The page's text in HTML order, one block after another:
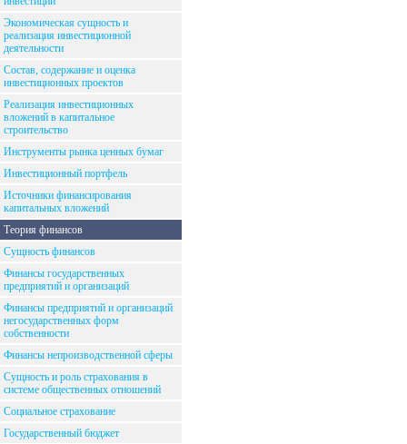
Экономическая сущность и
реализация инвестиционной
деятельности
Состав, содержание и оценка
инвестиционных проектов
Реализация инвестиционных
вложений в капитальное
строительство
Инструменты рынка ценных бумаг
Инвестиционный портфель
Источники финансирования
капитальных вложений
Теория финансов
Сущность финансов
Финансы государственных
предприятий и организаций
Финансы предприятий и организаций
негосударственных форм
собственности
Финансы непроизводственной сферы
Сущность и роль страхования в
системе общественных отношений
Социальное страхование
Государственный бюджет